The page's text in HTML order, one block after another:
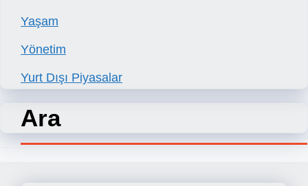
Yaşam
Yönetim
Yurt Dışı Piyasalar
Ara